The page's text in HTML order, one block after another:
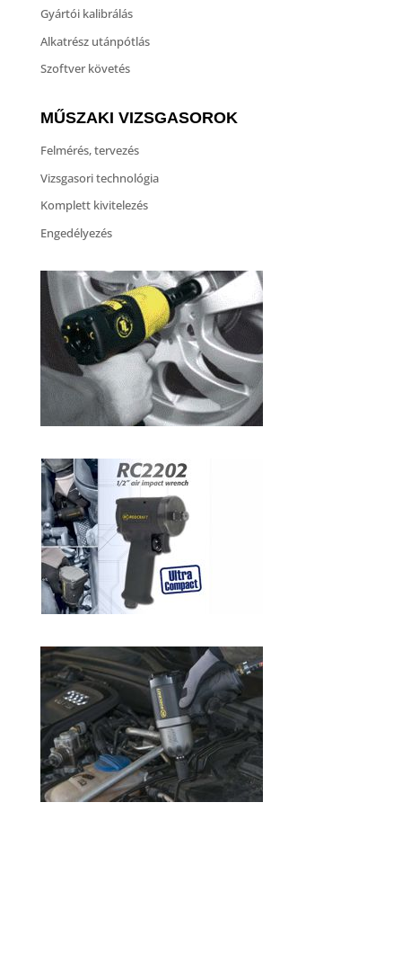
Gyártói kalibrálás
Alkatrész utánpótlás
Szoftver követés
MŰSZAKI VIZSGASOROK
Felmérés, tervezés
Vizsgasori technológia
Komplett kivitelezés
Engedélyezés